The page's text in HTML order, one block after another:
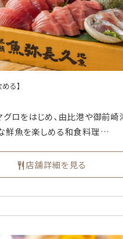
る】
グロをはじめ、由比港や御前崎
鮮魚を楽しめる和食料理…
店舗詳細を見る